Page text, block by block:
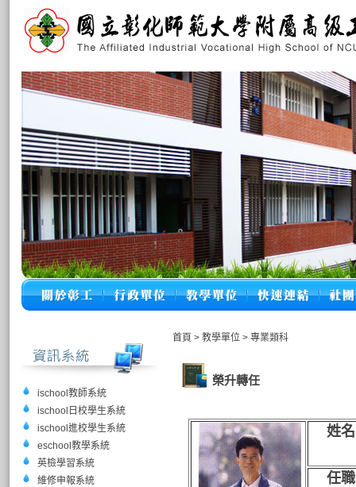
ischool教師系統
ischool日校學生系統
ischool進校學生系統
eschool教學系統
英檢學習系統
維修申報系統
首頁 > 教學單位 > 專業類科
榮升轉任
姓名
任職